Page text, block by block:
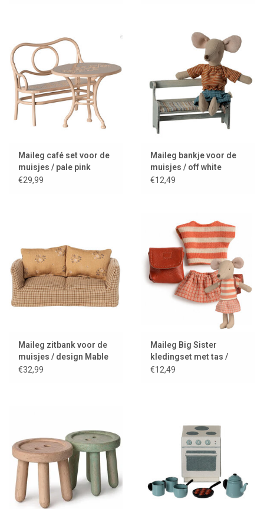
Maileg café set voor de
muisjes / pale pink
€29,99
Maileg bankje voor de
muisjes / off white
€12,49
Maileg zitbank voor de
muisjes / design Mable
€32,99
Maileg Big Sister
kledingset met tas /
coral
€12,49